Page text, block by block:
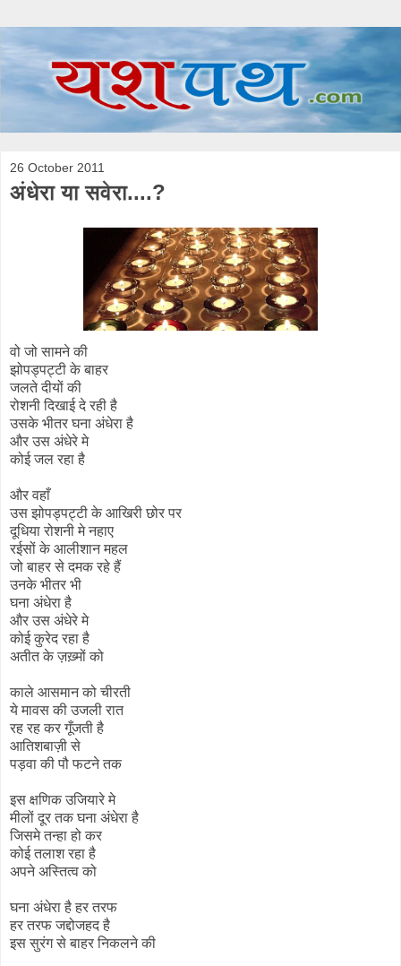
26 October 2011
अंधेरा या सवेरा....?
वो जो सामने की
झोपड्पट्टी के बाहर
जलते दीयों की
रोशनी दिखाई दे रही है
उसके भीतर घना अंधेरा है
और उस अंधेरे मे
कोई जल रहा है
और वहाँ
उस झोपड्पट्टी के आखिरी छोर पर
दूधिया रोशनी मे नहाए
रईसों के आलीशान महल
जो बाहर से दमक रहे हैं
उनके भीतर भी
घना अंधेरा है
और उस अंधेरे मे
कोई कुरेद रहा है
अतीत के ज़ख़्मों को
काले आसमान को चीरती
ये मावस की उजली रात
रह रह कर गूँजती है
आतिशबाज़ी से
पड़वा की पौ फटने तक
इस क्षणिक उजियारे मे
मीलों दूर तक घना अंधेरा है
जिसमे तन्हा हो कर
कोई तलाश रहा है
अपने अस्तित्व को
घना अंधेरा है हर तरफ
हर तरफ जद्दोजहद है
इस सुरंग से बाहर निकलने की